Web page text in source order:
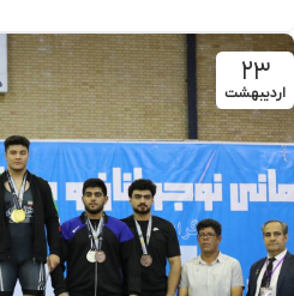
۲۳
اردیبهشت